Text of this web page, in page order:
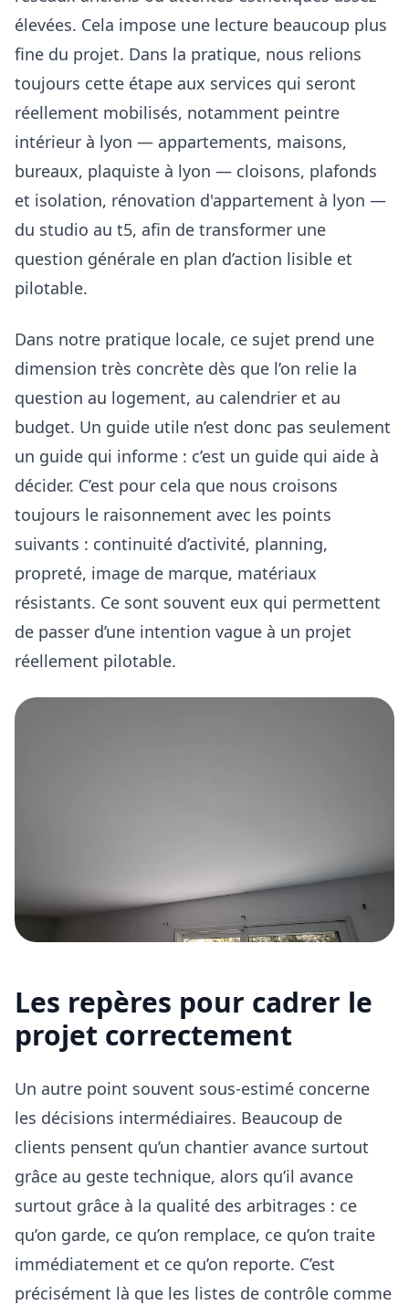
élevées. Cela impose une lecture beaucoup plus
fine du projet. Dans la pratique, nous relions
toujours cette étape aux services qui seront
réellement mobilisés, notamment peintre
intérieur à lyon — appartements, maisons,
bureaux, plaquiste à lyon — cloisons, plafonds
et isolation, rénovation d'appartement à lyon —
du studio au t5, afin de transformer une
question générale en plan d’action lisible et
pilotable.
Dans notre pratique locale, ce sujet prend une
dimension très concrète dès que l’on relie la
question au logement, au calendrier et au
budget. Un guide utile n’est donc pas seulement
un guide qui informe : c’est un guide qui aide à
décider. C’est pour cela que nous croisons
toujours le raisonnement avec les points
suivants : continuité d’activité, planning,
propreté, image de marque, matériaux
résistants. Ce sont souvent eux qui permettent
de passer d’une intention vague à un projet
réellement pilotable.
Les repères pour cadrer le
projet correctement
Un autre point souvent sous-estimé concerne
les décisions intermédiaires. Beaucoup de
clients pensent qu’un chantier avance surtout
grâce au geste technique, alors qu’il avance
surtout grâce à la qualité des arbitrages : ce
qu’on garde, ce qu’on remplace, ce qu’on traite
immédiatement et ce qu’on reporte. C’est
précisément là que les listes de contrôle comme